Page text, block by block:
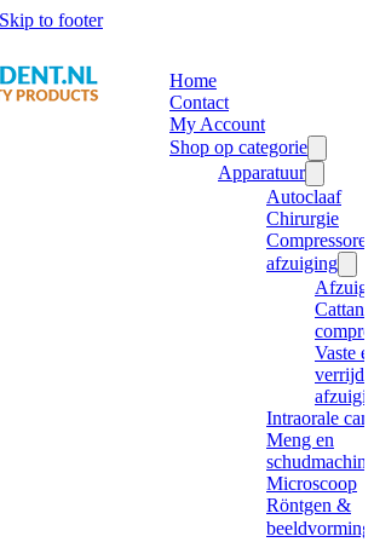
Skip to footer
Home
Contact
My Account
Shop op categorie
Apparatuur
Autoclaaf
Chirurgie
afzuiging
Cattani
Vaste
Intraorale
Meng en
Microscoop
Röntgen &
beeldvorming